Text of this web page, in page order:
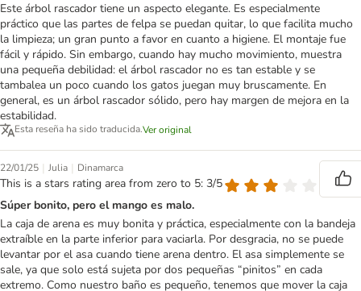
Este árbol rascador tiene un aspecto elegante. Es especialmente
práctico que las partes de felpa se puedan quitar, lo que facilita mucho
la limpieza; un gran punto a favor en cuanto a higiene. El montaje fue
fácil y rápido. Sin embargo, cuando hay mucho movimiento, muestra
una pequeña debilidad: el árbol rascador no es tan estable y se
tambalea un poco cuando los gatos juegan muy bruscamente. En
general, es un árbol rascador sólido, pero hay margen de mejora en la
estabilidad.
Esta reseña ha sido traducida.Ver original
22/01/25 | Julia | Dinamarca
This is a stars rating area from zero to 5: 3/5
Súper bonito, pero el mango es malo.
La caja de arena es muy bonita y práctica, especialmente con la bandeja
extraíble en la parte inferior para vaciarla. Por desgracia, no se puede
levantar por el asa cuando tiene arena dentro. El asa simplemente se
sale, ya que solo está sujeta por dos pequeñas “pinitos” en cada
extremo. Como nuestro baño es pequeño, tenemos que mover la caja